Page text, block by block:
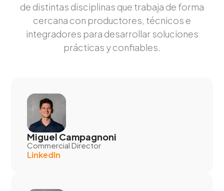
de distintas disciplinas que trabaja de forma
cercana con productores, técnicos e
integradores para desarrollar soluciones
prácticas y confiables.
Miguel Campagnoni
Commercial Director
LinkedIn